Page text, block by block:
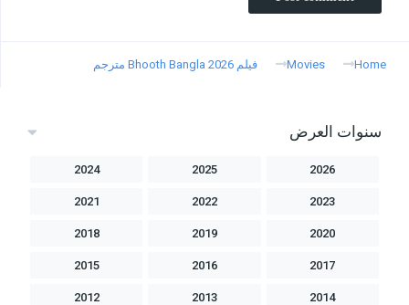
Home
Movies فيلم Bhooth Bangla 2026 مترجم
سنوات العرض
2026
2025
2024
2023
2022
2021
2020
2019
2018
2017
2016
2015
2014
2013
2012